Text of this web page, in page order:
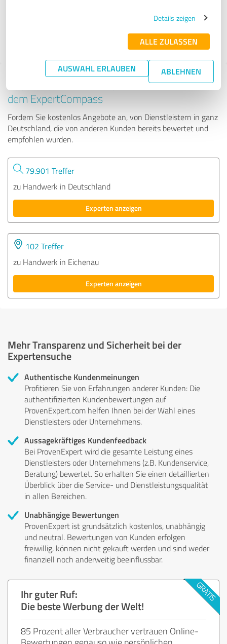
Details zeigen
ALLE ZULASSEN
AUSWAHL ERLAUBEN ABLEHNEN
Tipp: Die passenden Experten finden - mit
dem ExpertCompass
Fordern Sie kostenlos Angebote an, von Dienstleistern in ganz
Deutschland, die von anderen Kunden bereits bewertet und
empfohlen wurden.
79.901 Treffer
zu Handwerk in Deutschland
Experten anzeigen
102 Treffer
zu Handwerk in Eichenau
Experten anzeigen
Mehr Transparenz und Sicherheit bei der
Expertensuche
Authentische Kundenmeinungen
Profitieren Sie von Erfahrungen anderer Kunden: Die
authentifizierten Kundenbewertungen auf
ProvenExpert.com helfen Ihnen bei der Wahl eines
Dienstleisters oder Unternehmens.
Aussagekräftiges Kundenfeedback
Bei ProvenExpert wird die gesamte Leistung eines
Dienstleisters oder Unternehmens (z.B. Kundenservice,
Beratung) bewertet. So erhalten Sie einen detaillierten
Überblick über die Service- und Dienstleistungsqualität
in allen Bereichen.
Unabhängige Bewertungen
ProvenExpert ist grundsätzlich kostenlos, unabhängig
und neutral. Bewertungen von Kunden erfolgen
freiwillig, können nicht gekauft werden und sind weder
finanziell noch anderweitig beeinflussbar.
Ihr guter Ruf:
Die beste Werbung der Welt!
85 Prozent aller Verbraucher vertrauen Online-